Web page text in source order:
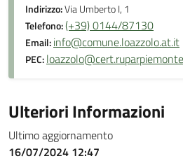
Indirizzo:Via Umberto I, 1
Telefono:(+39) 0144/87130
Email:info@comune.loazzolo.at.it
PEC:
Ulteriori Informazioni
Ultimo aggiornamento
16/07/2024 12:47